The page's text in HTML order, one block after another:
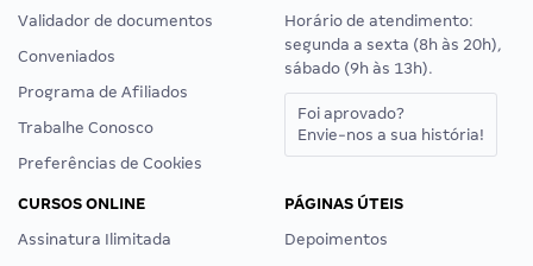
Validador de documentos
Conveniados
Programa de Afiliados
Trabalhe Conosco
Preferências de Cookies
Horário de atendimento:
segunda a sexta (8h às 20h),
sábado (9h às 13h).
Foi aprovado?
Envie-nos a sua história!
CURSOS ONLINE
Assinatura Ilimitada
PÁGINAS ÚTEIS
Depoimentos